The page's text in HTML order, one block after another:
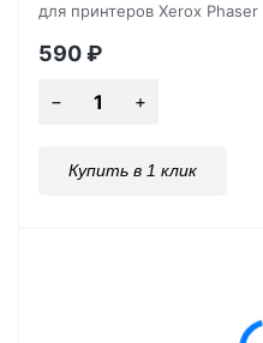
для принтеров Xerox
590₽
Купить в 1 клик